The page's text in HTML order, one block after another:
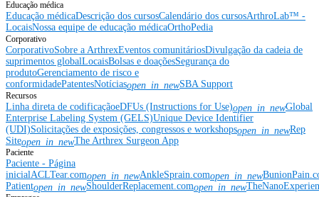
Educação médica
Educação médicaDescrição dos cursosCalendário dos cursosArthroLab™ -
LocaisNossa equipe de educação médicaOrthoPedia
Corporativo
CorporativoSobre a ArthrexEventos comunitáriosDivulgação da cadeia de
suprimentos globalLocaisBolsas e doaçõesSegurança do
produtoGerenciamento de risco e
conformidadePatentesNotíciasopen_in_newSBA Support
Recursos
Linha direta de codificaçãoeDFUs (Instructions for Use)open_in_newGlobal
Enterprise Labeling System (GELS)Unique Device Identifier
(UDI)Solicitações de exposições, congressos e workshopsopen_in_newRep
Siteopen_in_newThe Arthrex Surgeon App
Paciente
Paciente - Página
inicialACLTear.comopen_in_newAnkleSprain.comopen_in_new
Patientopen_in_newShoulderReplacement.comopen_in_new